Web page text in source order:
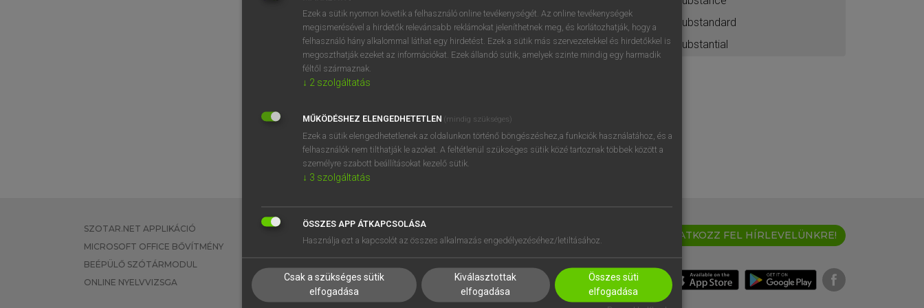
substandard
substantial
SZOTAR.NET APPLIKÁCIÓ
MICROSOFT OFFICE BŐVÍTMÉNY
BEÉPÜLŐ SZÓTÁRMODUL
ONLINE NYELVVIZSGA
EGYÉNI FELHASZNÁLÓKNAK
TANULÓKNAK
VÁLLALATI MEGOLDÁSOK
SÚGÓ
RÓLUNK
SÜTI BEÁLLÍTÁSOK
IRATKOZZ FEL HÍRLEVELÜNKRE!
Ezek a sütik nyomon követik a felhasználó online tevékenységét. Az online tevékenységek
megismerésével a hirdetők relevánsabb reklámokat jeleníthetnek meg, és korlátozhatják, hogy a
felhasználó hány alkalommal láthat egy hirdetést. Ezek a sütik más szervezetekkel és hirdetőkkel is
megoszthatják ezeket az információkat. Ezek állandó sütik, amelyek szinte mindig egy harmadik
féltől származnak.
↓ 2 szolgáltatás
MŰKÖDÉSHEZ ELENGEDHETETLEN (mindig szükséges)
Ezek a sütik elengedhetetlenek az oldalunkon történő böngészéshez,a funkciók használatához, és a
felhasználók nem tilthatják le azokat. A feltétlenül szükséges sütik közé tartoznak többek között a
személyre szabott beállításokat kezelő sütik.
↓ 3 szolgáltatás
ÖSSZES APP ÁTKAPCSOLÁSA
Használja ezt a kapcsolót az összes alkalmazás engedélyezéséhez/letiltásához.
Csak a szükséges sütik
elfogadása
Kiválasztottak
elfogadása
Összes süti
elfogadása